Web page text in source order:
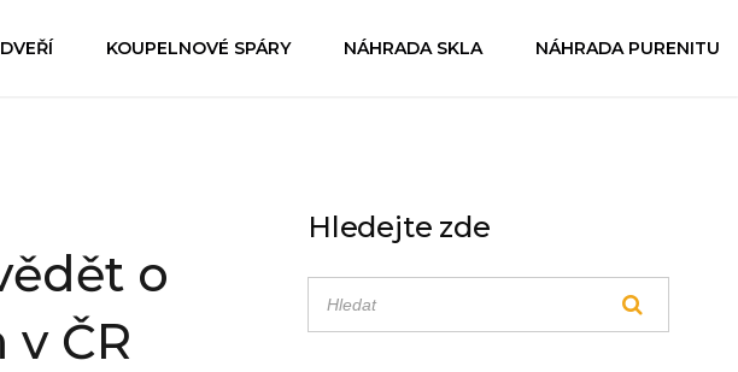
KOUPELNOVÉ SPÁRY NÁHRADA SKLA NÁHRADA PURENITU
o
ČR
Hledejte zde